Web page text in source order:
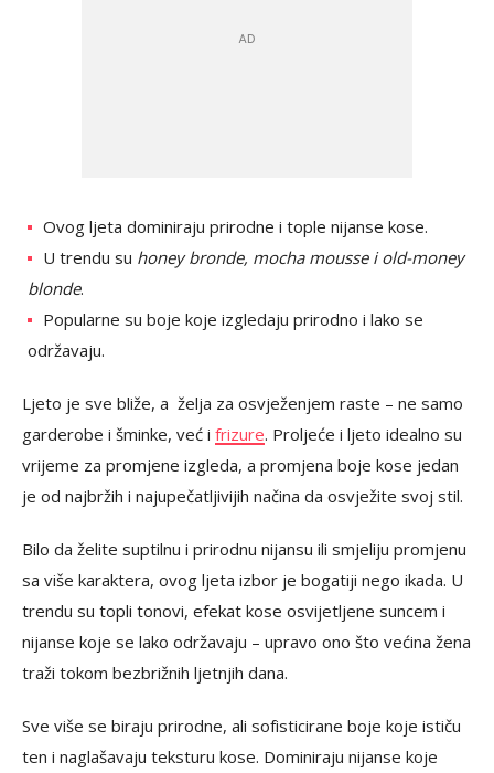
Ovog ljeta dominiraju prirodne i tople nijanse kose.
U trendu su honey bronde, mocha mousse i old-money
blonde.
Popularne su boje koje izgledaju prirodno i lako se
održavaju.
Ljeto je sve bliže, a želja za osvježenjem raste – ne samo
garderobe i šminke, već i frizure. Proljeće i ljeto idealno su
vrijeme za promjene izgleda, a promjena boje kose jedan
je od najbržih i najupečatljivijih načina da osvježite svoj stil.
Bilo da želite suptilnu i prirodnu nijansu ili smjeliju promjenu
sa više karaktera, ovog ljeta izbor je bogatiji nego ikada. U
trendu su topli tonovi, efekat kose osvijetljene suncem i
nijanse koje se lako održavaju – upravo ono što većina žena
traži tokom bezbrižnih ljetnjih dana.
Sve više se biraju prirodne, ali sofisticirane boje koje ističu
ten i naglašavaju teksturu kose. Dominiraju nijanse koje